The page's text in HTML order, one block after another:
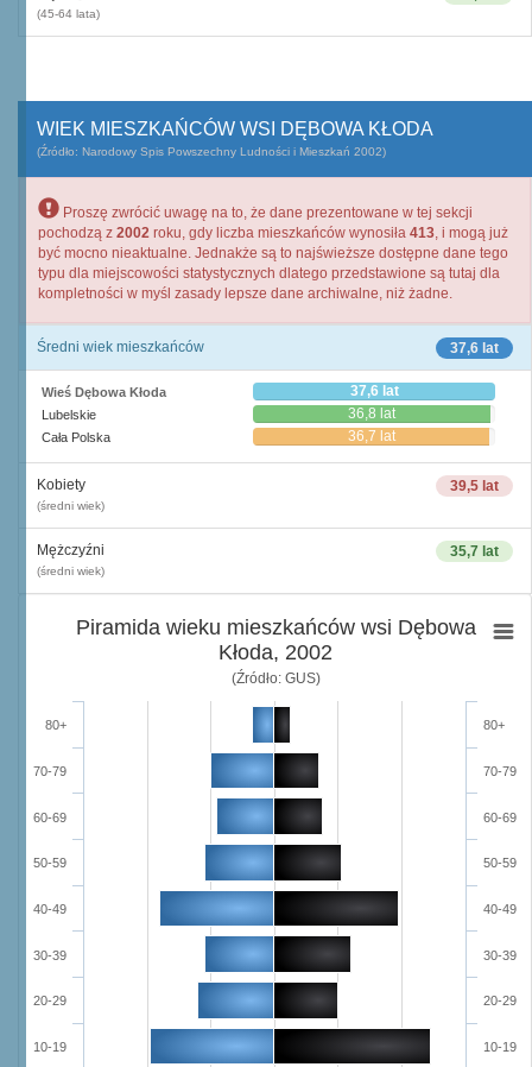
(45-64 lata)
WIEK MIESZKAŃCÓW WSI DĘBOWA KŁODA
(Źródło: Narodowy Spis Powszechny Ludności i Mieszkań 2002)
Proszę zwrócić uwagę na to, że dane prezentowane w tej sekcji
pochodzą z 2002 roku, gdy liczba mieszkańców wynosiła 413, i mogą już
być mocno nieaktualne. Jednakże są to najświeższe dostępne dane tego
typu dla miejscowości statystycznych dlatego przedstawione są tutaj dla
kompletności w myśl zasady lepsze dane archiwalne, niż żadne.
37,6 lat
Średni wiek mieszkańców
Wieś Dębowa Kłoda 37,6 lat
Lubelskie 36,8 lat
Cała Polska 36,7 lat
39,5 lat
Kobiety
(średni wiek)
35,7 lat
Mężczyźni
(średni wiek)
Piramida wieku mieszkańców wsi Dębowa
Kłoda, 2002
(Źródło: GUS)
10-19
20-29
30-39
40-49
50-59
60-69
70-79
80+
10-19
20-29
30-39
40-49
50-59
60-69
70-79
80+